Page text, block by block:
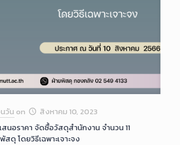
วัน on
สิงหาคม 10, 2023
สนอราคา จัดซื้อวัสดุสำนักงาน จำนวน 11
ดุ โดยวิธีเฉพาะเจาะจง